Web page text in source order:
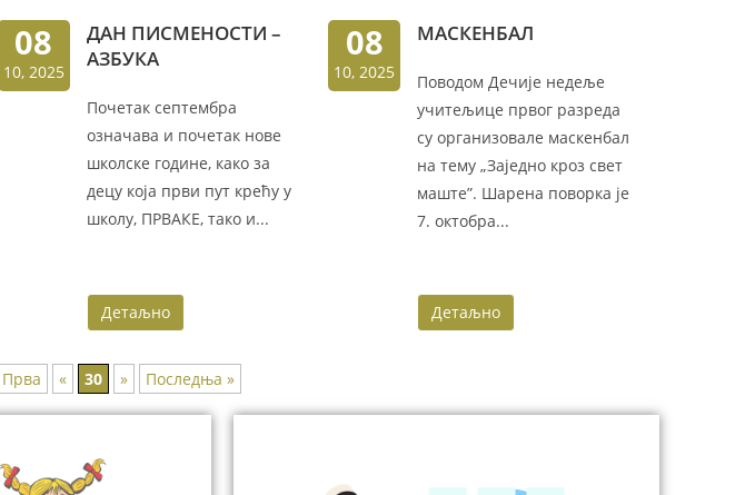
08
10, 2025
ДАН ПИСМЕНОСТИ –
АЗБУКА
Почетак септембра
означава и почетак нове
школске године, како за
децу која први пут крећу у
школу, ПРВАКЕ, тако и...
Детаљно
08
10, 2025
МАСКЕНБАЛ
Поводом Дечије недеље
учитељице првог разреда
су организовале маскенбал
на тему „Заједно кроз свет
маште”. Шарена поворка је
7. октобра...
Детаљно
Прва « 30 » Последња »